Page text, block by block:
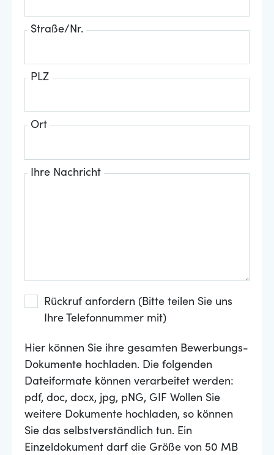
Straße/Nr.
PLZ
Ort
Ihre Nachricht
Rückruf anfordern (Bitte teilen Sie uns
Ihre Telefonnummer mit)
Hier können Sie ihre gesamten Bewerbungs-
Dokumente hochladen. Die folgenden
Dateiformate können verarbeitet werden:
pdf, doc, docx, jpg, pNG, GIF Wollen Sie
weitere Dokumente hochladen, so können
Sie das selbstverständlich tun. Ein
Einzeldokument darf die Größe von 50 MB